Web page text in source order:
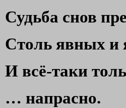
Судьба снов
Столь явных и
И всё-таки
… напрасно.